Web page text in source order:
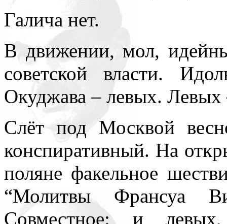
Галича нет.
В движении, мол,
советской власти.
Окуджава – левых.
Слёт под Москвой
конспиративный. На
поляне факельное
“Молитвы Франсуа
Совместное: и